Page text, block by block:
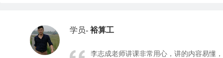
学员- 裕算工
李志成老师讲课非常用心，讲的内容易懂